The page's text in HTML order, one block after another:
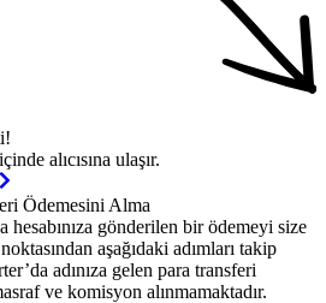
alıcısına ulaşır.
Ödemesini Alma
hesabınıza gönderilen bir ödemeyi size
aşağıdaki adımları takip
adınıza gelen para transferi
ve komisyon alınmamaktadır.